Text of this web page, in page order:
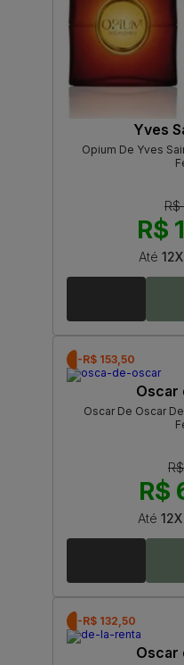
Yves
Opium De Yves
R$
R$
Até 12X
-R$ 153,50
Oscar
Oscar De Oscar
R$
Até 12X
-R$ 132,50
Oscar